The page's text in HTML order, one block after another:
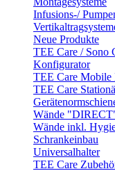
Infusions-/
Neue Produkte
TEE Care / Sono
Konfigurator
TEE Care Mobile
TEE Care
Wände
Wände inkl.
Schrankeinbau
Universalhalter
TEE Care